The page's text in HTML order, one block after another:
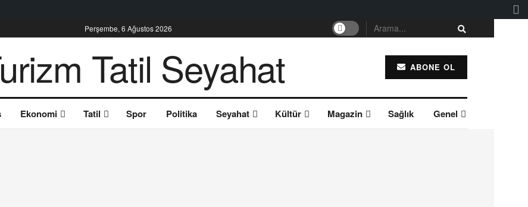
Perşembe, 6 Ağustos 2026
ABONE OL
Ekonomi Tatil Spor Politika Seyahat Kültür Magazin Sağlık Genel